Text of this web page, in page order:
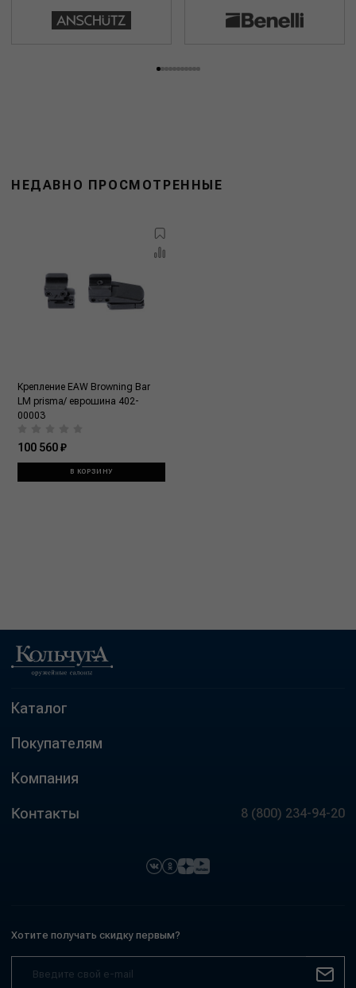
НЕДАВНО ПРОСМОТРЕННЫЕ
Крепление EAW Browning Bar
LM prisma/ еврошина 402-
00003
100 560 ₽
В КОРЗИНУ
Каталог
Покупателям
Компания
Контакты 8 (800) 234-94-20
Хотите получать скидку первым?